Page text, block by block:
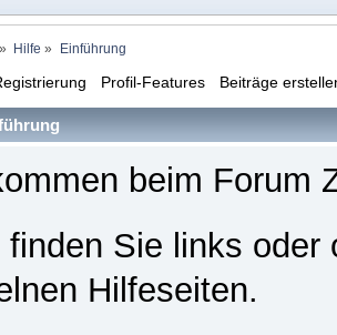
Hilfe » Einführung
Profil-Features Beiträge
beim Forum
finden Sie links
Hilfeseiten.